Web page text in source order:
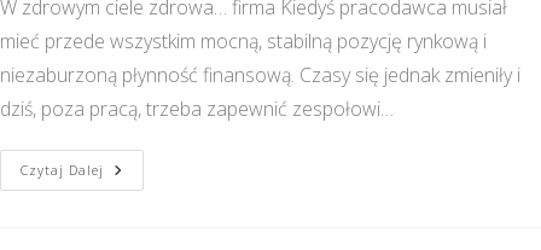
W zdrowym ciele zdrowa… firma Kiedyś pracodawca musiał
mieć przede wszystkim mocną, stabilną pozycję rynkową i
niezaburzoną płynność finansową. Czasy się jednak zmieniły i
dziś, poza pracą, trzeba zapewnić zespołowi…
Czytaj Dalej W
Zdrowym